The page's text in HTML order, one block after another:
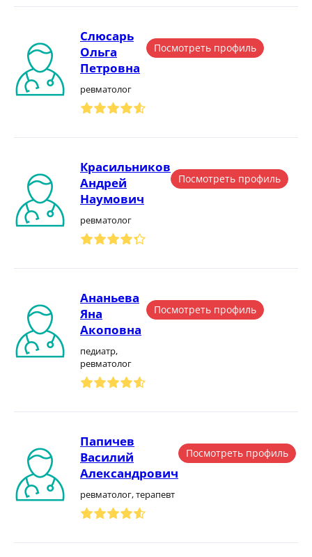
Слюсарь
Ольга
Петровна
ревматолог
Посмотреть профиль
Красильников
Андрей
Наумович
ревматолог
Посмотреть профиль
Ананьева
Яна
Акоповна
педиатр,
ревматолог
Посмотреть профиль
Папичев
Василий
Александрович
ревматолог, терапевт
Посмотреть профиль